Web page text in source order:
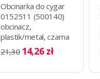
Obcinarka do cygar
0152511 (500140)
obcinacz,
plastik/metal, czarna
21,30 14,26 zł